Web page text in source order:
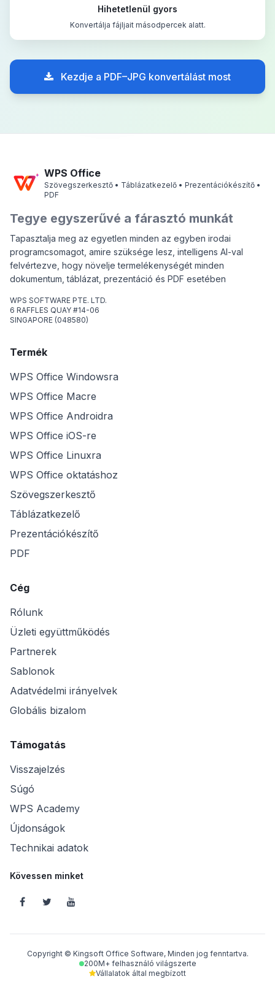
Hihetetlenül gyors
Konvertálja fájljait másodpercek alatt.
Kezdje a PDF–JPG konvertálást most
WPS Office
Szövegszerkesztő • Táblázatkezelő • Prezentációkészítő •
PDF
Tegye egyszerűvé a fárasztó munkát
Tapasztalja meg az egyetlen minden az egyben irodai
programcsomagot, amire szüksége lesz, intelligens AI-val
felvértezve, hogy növelje termelékenységét minden
dokumentum, táblázat, prezentáció és PDF esetében
WPS SOFTWARE PTE. LTD.
6 RAFFLES QUAY #14-06
SINGAPORE (048580)
Termék
WPS Office Windowsra
WPS Office Macre
WPS Office Androidra
WPS Office iOS-re
WPS Office Linuxra
WPS Office oktatáshoz
Szövegszerkesztő
Táblázatkezelő
Prezentációkészítő
PDF
Cég
Rólunk
Üzleti együttműködés
Partnerek
Sablonok
Adatvédelmi irányelvek
Globális bizalom
Támogatás
Visszajelzés
Súgó
WPS Academy
Újdonságok
Technikai adatok
Kövessen minket
Copyright © Kingsoft Office Software, Minden jog fenntartva.
200M+ felhasználó világszerte
Vállalatok által megbízott